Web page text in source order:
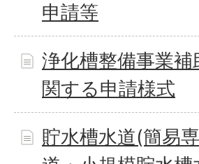
申請等
浄化槽整備事業補
関する申請様式
貯水槽水道(簡易